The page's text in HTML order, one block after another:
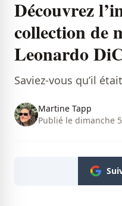
Découvrez
collection de
Leonardo
Saviez-vous qu’il
Martine Tapp
Publié le dimanche